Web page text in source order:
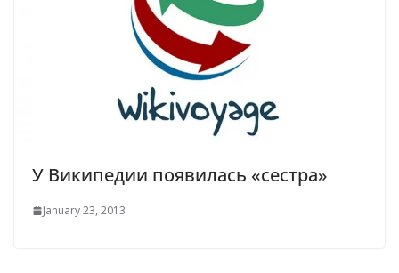
У Википедии появилась «сестра»
January 23, 2013